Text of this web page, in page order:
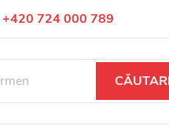
+420 724 000 789